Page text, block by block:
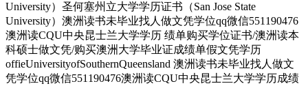
University）圣何塞州立大学学历证书（San Jose State
University）澳洲读书未毕业找人做文凭学位qq微信551190476
澳洲读CQU中央昆士兰大学学历 绩单购买学位证书/澳洲读本
科硕士做文凭/购买澳洲大学毕业证成绩单假文凭学历
offieUniversityofSouthernQueensland 澳洲读书未毕业找人做文
凭学位qq微信551190476澳洲读CQU中央昆士兰大学学历成绩